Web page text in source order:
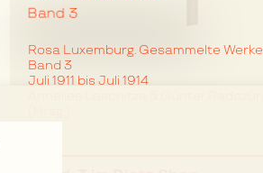
Rosa Luxemburg. Gesammelte Werke
Band 3
Juli 1911 bis Juli 1914